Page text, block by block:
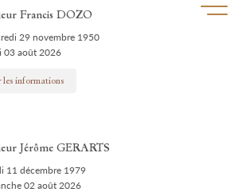
Ouvrir/
Francis DOZO
29 novembre 1950
03 août 2026
les informations
Jérôme GERARTS
11 décembre 1979
02 août 2026